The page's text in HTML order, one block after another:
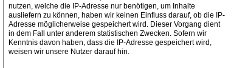
nutzen, welche die IP-Adresse nur benötigen, um Inhalte
ausliefern zu können, haben wir keinen Einfluss darauf, ob die IP-
Adresse möglicherweise gespeichert wird. Dieser Vorgang dient
in dem Fall unter anderem statistischen Zwecken. Sofern wir
Kenntnis davon haben, dass die IP-Adresse gespeichert wird,
weisen wir unsere Nutzer darauf hin.